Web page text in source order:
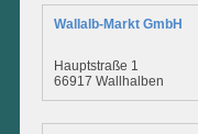
Wallalb-Markt GmbH
Hauptstraße 1
66917 Wallhalben